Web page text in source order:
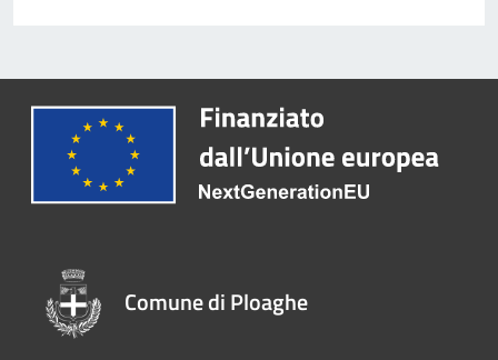
Comune di Ploaghe